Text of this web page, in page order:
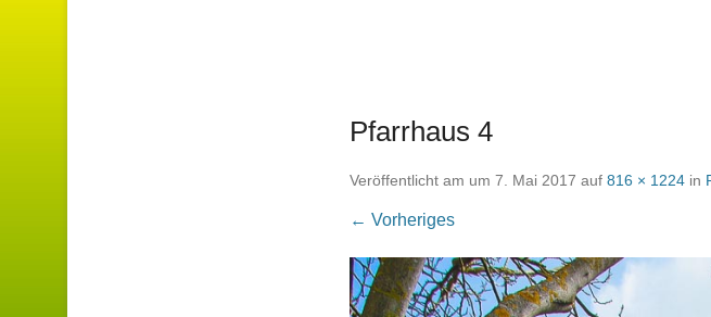
Pfarrhaus 4
Veröffentlicht am um 7. Mai 2017 auf 816 × 1224 in
← Vorheriges